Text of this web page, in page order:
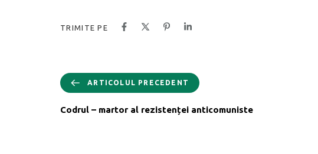
TRIMITE PE
ARTICOLUL PRECEDENT
Codrul – martor al rezistenței anticomuniste